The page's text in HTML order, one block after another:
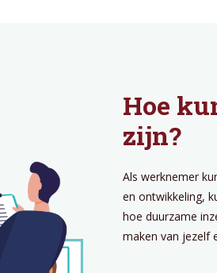
Hoe
zijn?
Als werknemer
en ontwikkeling,
hoe duurzame
maken van jezelf